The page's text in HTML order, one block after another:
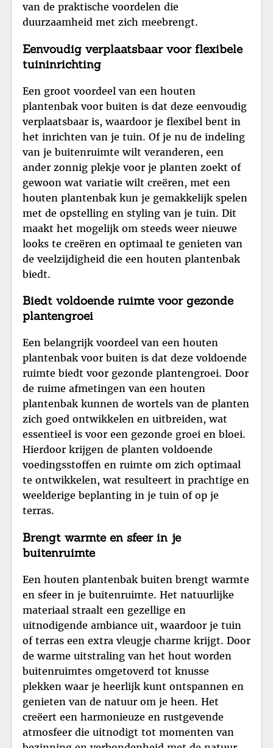
van de praktische voordelen die
duurzaamheid met zich meebrengt.
Eenvoudig verplaatsbaar voor flexibele
tuininrichting
Een groot voordeel van een houten
plantenbak voor buiten is dat deze eenvoudig
verplaatsbaar is, waardoor je flexibel bent in
het inrichten van je tuin. Of je nu de indeling
van je buitenruimte wilt veranderen, een
ander zonnig plekje voor je planten zoekt of
gewoon wat variatie wilt creëren, met een
houten plantenbak kun je gemakkelijk spelen
met de opstelling en styling van je tuin. Dit
maakt het mogelijk om steeds weer nieuwe
looks te creëren en optimaal te genieten van
de veelzijdigheid die een houten plantenbak
biedt.
Biedt voldoende ruimte voor gezonde
plantengroei
Een belangrijk voordeel van een houten
plantenbak voor buiten is dat deze voldoende
ruimte biedt voor gezonde plantengroei. Door
de ruime afmetingen van een houten
plantenbak kunnen de wortels van de planten
zich goed ontwikkelen en uitbreiden, wat
essentieel is voor een gezonde groei en bloei.
Hierdoor krijgen de planten voldoende
voedingsstoffen en ruimte om zich optimaal
te ontwikkelen, wat resulteert in prachtige en
weelderige beplanting in je tuin of op je
terras.
Brengt warmte en sfeer in je
buitenruimte
Een houten plantenbak buiten brengt warmte
en sfeer in je buitenruimte. Het natuurlijke
materiaal straalt een gezellige en
uitnodigende ambiance uit, waardoor je tuin
of terras een extra vleugje charme krijgt. Door
de warme uitstraling van het hout worden
buitenruimtes omgetoverd tot knusse
plekken waar je heerlijk kunt ontspannen en
genieten van de natuur om je heen. Het
creëert een harmonieuze en rustgevende
atmosfeer die uitnodigt tot momenten van